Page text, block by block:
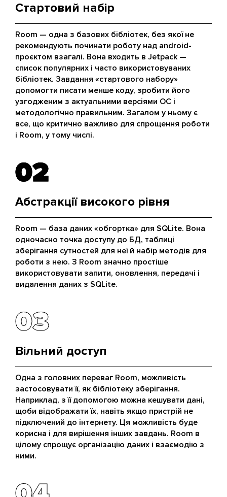
Стартовий набір
Room — одна з базових бібліотек, без якої не
рекомендують починати роботу над android-
проєктом взагалі. Вона входить в Jetpack —
список популярних і часто використовуваних
бібліотек. Завдання «стартового набору»
допомогти писати менше коду, зробити його
узгодженим з актуальними версіями ОС і
методологічно правильним. Загалом у ньому є
все, що критично важливо для спрощення роботи
і Room, у тому числі.
02
02
Абстракції високого рівня
Room — база даних «обгортка» для SQLite. Вона
одночасно точка доступу до БД, таблиці
зберігання сутностей для неї й набір методів для
роботи з нею. З Room значно простіше
використовувати запити, оновлення, передачі і
видалення даних з SQLite.
03
03
Вільний доступ
Одна з головних переваг Room, можливість
застосовувати її, як бібліотеку зберігання.
Наприклад, з її допомогою можна кешувати дані,
щоби відображати їх, навіть якщо пристрій не
підключений до інтернету. Ця можливість буде
корисна і для вирішення інших завдань. Room в
цілому спрощує організацію даних і взаємодію з
ними.